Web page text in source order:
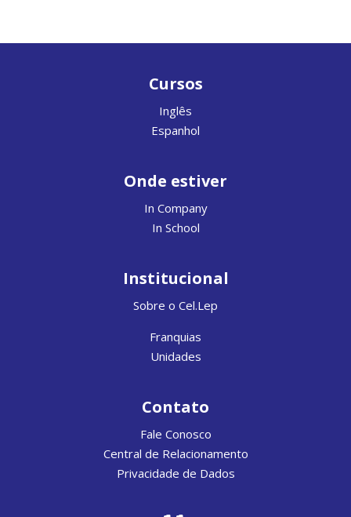
Cursos
Inglês
Espanhol
Onde estiver
In Company
In School
Institucional
Sobre o Cel.Lep
Franquias
Unidades
Contato
Fale Conosco
Central de Relacionamento
Privacidade de Dados